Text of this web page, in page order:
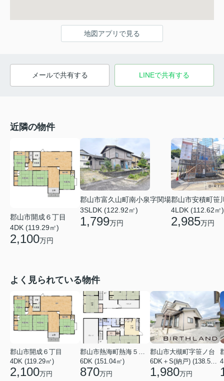
地図アプリで見る
メールで共有する LINEで共有する
近隣の物件
郡山市開成６丁目
4DK (119.29㎡)
2,100万円
郡山市富久山町南小泉字関場
3SLDK (122.92㎡)
1,799万円
郡山市安積町笹
4LDK (112.62㎡)
2,985万円
よく見られている物件
郡山市開成６丁目
4DK (119.29㎡)
2,100万円
郡山市熱海町熱海５丁目
6DK (151.04㎡)
870万円
郡山市大槻町字笹ノ台
6DK＋S(納戸) (138.55㎡)
1,980万円